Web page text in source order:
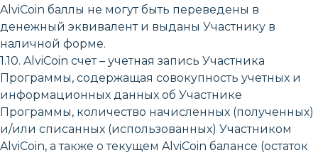
AlviCoin баллы не могут быть переведены в
денежный эквивалент и выданы Участнику в
наличной форме.
1.10. AlviCoin счет – учетная запись Участника
Программы, содержащая совокупность учетных и
информационных данных об Участнике
Программы, количество начисленных (полученных)
и/или списанных (использованных) Участником
AlviCoin, а также о текущем AlviCoin балансе (остаток